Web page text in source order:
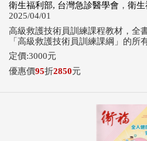
衛生福利部, 台灣急診醫學會 ， 衛生
2025/04/01
高級救護技術員訓練課程教材，全
「高級救護技術員訓練課綱」的所
定價:3000元
優惠價95折2850元